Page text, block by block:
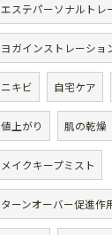
エステパーソナルトレ
ヨガインストレーショ
ニキビ 自宅ケア
値上がり 肌の乾燥
メイクキープミスト
ターンオーバー促進作